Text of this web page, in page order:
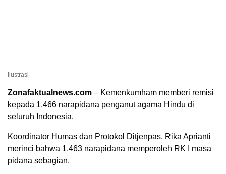
Ilustrasi
Zonafaktualnews.com – Kemenkumham memberi remisi
kepada 1.466 narapidana penganut agama Hindu di
seluruh Indonesia.
Koordinator Humas dan Protokol Ditjenpas, Rika Aprianti
merinci bahwa 1.463 narapidana memperoleh RK I masa
pidana sebagian.